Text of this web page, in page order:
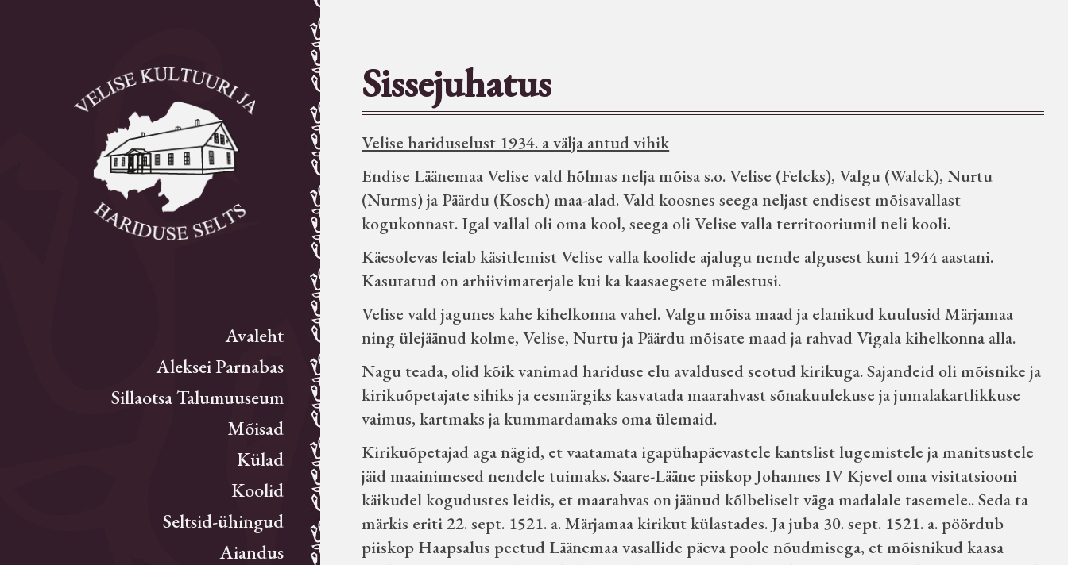
Avaleht
Aleksei Parnabas
Sillaotsa Talumuuseum
Mõisad
Külad
Koolid
Seltsid-ühingud
Aiandus
Sissejuhatus
Velise hariduselust 1934. a välja antud vihik
Endise Läänemaa Velise vald hõlmas nelja mõisa s.o. Velise (Felcks), Valgu (Walck), Nurtu
(Nurms) ja Päärdu (Kosch) maa-alad. Vald koosnes seega neljast endisest mõisavallast –
kogukonnast. Igal vallal oli oma kool, seega oli Velise valla territooriumil neli kooli.
Käesolevas leiab käsitlemist Velise valla koolide ajalugu nende algusest kuni 1944 aastani.
Kasutatud on arhiivimaterjale kui ka kaasaegsete mälestusi.
Velise vald jagunes kahe kihelkonna vahel. Valgu mõisa maad ja elanikud kuulusid Märjamaa
ning ülejäänud kolme, Velise, Nurtu ja Päärdu mõisate maad ja rahvad Vigala kihelkonna alla.
Nagu teada, olid kõik vanimad hariduse elu avaldused seotud kirikuga. Sajandeid oli mõisnike ja
kirikuõpetajate sihiks ja eesmärgiks kasvatada maarahvast sõnakuulekuse ja jumalakartlikkuse
vaimus, kartmaks ja kummardamaks oma ülemaid.
Kirikuõpetajad aga nägid, et vaatamata igapühapäevastele kantslist lugemistele ja manitsustele
jäid maainimesed nendele tuimaks. Saare-Lääne piiskop Johannes IV Kjevel oma visitatsiooni
käikudel kogudustes leidis, et maarahvas on jäänud kõlbeliselt väga madalale tasemele.. Seda ta
märkis eriti 22. sept. 1521. a. Märjamaa kirikut külastades. Ja juba 30. sept. 1521. a. pöördub
piiskop Haapsalus peetud Läänemaa vasallide päeva poole nõudmisega, et mõisnikud kaasa